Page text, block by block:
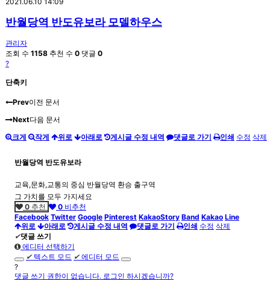
반월당역 반도유보라 모델하우스
관리자
조회 수 1158 추천 수 0 댓글 0
?
단축키
Prev이전 문서
Next다음 문서
크게
작게 위로 아래로 게시글 수정 내역 댓글로 가기 인쇄 수정 삭제
반월당역 반도유보라
교육,문화,교통의 중심 반월당역 환승 출구역
그 가치를 모두 가지세요
0 추천 0 비추천
Facebook Twitter Google Pinterest KakaoStory Band Kakao Line
위로
아래로 게시글 수정 내역 댓글로 가기 인쇄 수정 삭제
✔댓글 쓰기
에디터 선택하기
✔ 텍스트 모드 ✔에디터 모드
?
댓글 쓰기 권한이 없습니다. 로그인 하시겠습니까?